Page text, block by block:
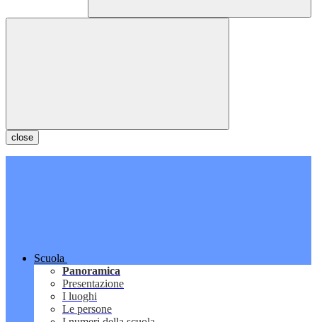
close
Scuola
Panoramica
Presentazione
I luoghi
Le persone